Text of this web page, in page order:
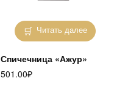
Читать далее
Спичечница «Ажур»
501.00₽